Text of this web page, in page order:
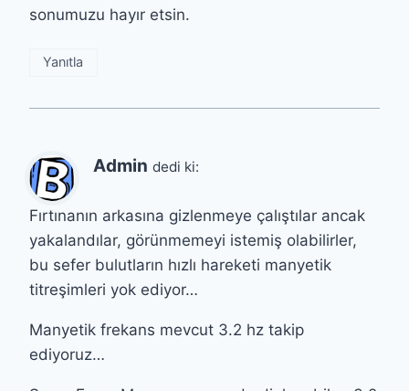
sonumuzu hayır etsin.
Yanıtla
Admin dedi ki:
Fırtınanın arkasına gizlenmeye çalıştılar ancak
yakalandılar, görünmemeyi istemiş olabilirler,
bu sefer bulutların hızlı hareketi manyetik
titreşimleri yok ediyor…
Manyetik frekans mevcut 3.2 hz takip
ediyoruz…